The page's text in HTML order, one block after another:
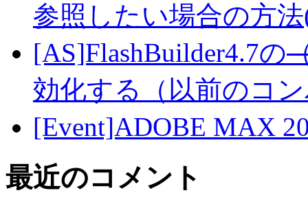
参照したい場合の方
[AS]FlashBuilder4.7の
効化する（以前のコ
[Event]ADOBE MAX
最近のコメント